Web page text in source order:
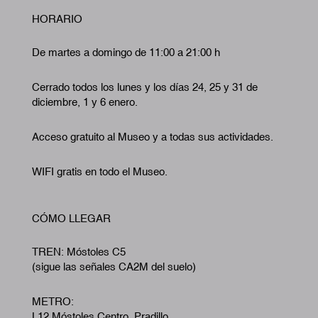
HORARIO
De martes a domingo de 11:00 a 21:00 h
Cerrado todos los lunes y los días 24, 25 y 31 de
diciembre, 1 y 6 enero.
Acceso gratuito al Museo y a todas sus actividades.
WIFI gratis en todo el Museo.
CÓMO LLEGAR
TREN: Móstoles C5
(sigue las señales CA2M del suelo)
METRO: